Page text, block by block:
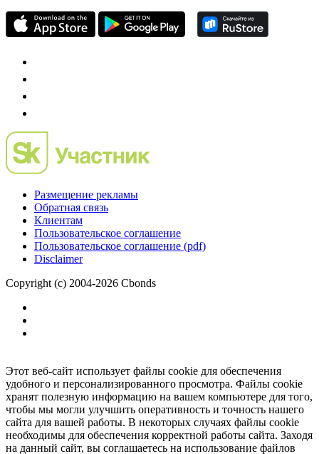
Размещение рекламы
Обратная связь
Клиентам
Пользовательское соглашение
Пользовательское соглашение (pdf)
Disclaimer
Copyright (c) 2004-2026 Cbonds
Этот веб-сайт использует файлы cookie для обеспечения
удобного и персонализированного просмотра. Файлы cookie
хранят полезную информацию на вашем компьютере для того,
чтобы мы могли улучшить оперативность и точность нашего
сайта для вашей работы. В некоторых случаях файлы cookie
необходимы для обеспечения корректной работы сайта. Заходя
на данный сайт, вы соглашаетесь на использование файлов